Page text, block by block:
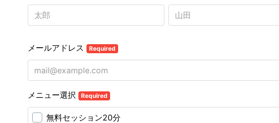
メールアドレス Required
メニュー選択 Required
無料セッション20分